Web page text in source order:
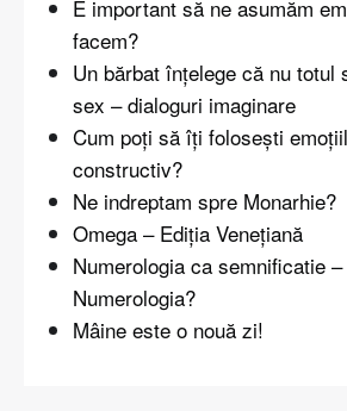
E important să ne asumăm
facem?
Un bărbat înțelege că nu totul
sex – dialoguri imaginare
Cum poți să îți folosești
constructiv?
Ne indreptam spre Monarhie?
Omega – Ediția Venețiană
Numerologia ca semnificatie
Numerologia?
Mâine este o nouă zi!